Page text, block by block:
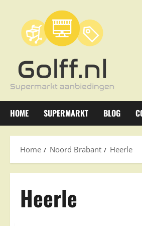
inhoud
HOME SUPERMARKT BLOG
Home Noord Brabant Heerle
Heerle